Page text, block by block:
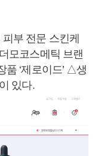
부 전문 스킨케
모코스메틱 브랜
품 ‘제로이드’ △생
있다.